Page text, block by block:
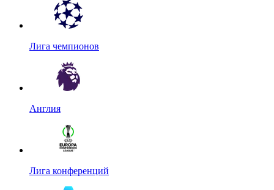
Лига чемпионов
Англия
Лига конференций